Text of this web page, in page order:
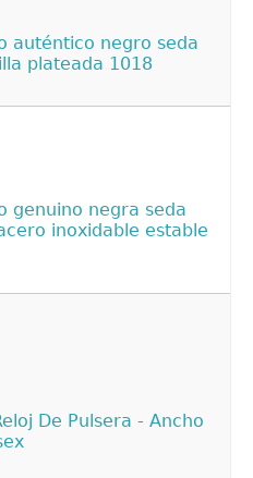
auténtico negro seda
plateada 1018
genuino negra seda
inoxidable estable
De Pulsera - Ancho